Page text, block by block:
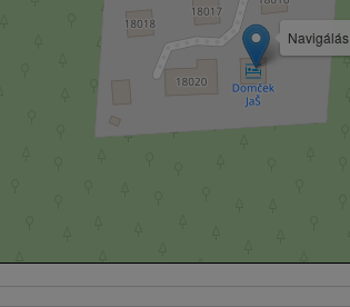
Navigálás